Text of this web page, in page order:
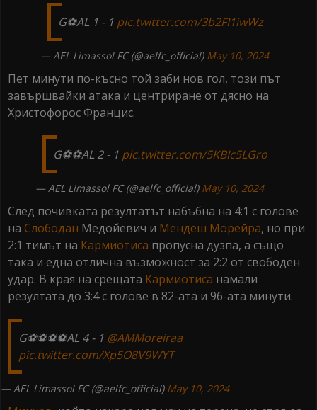
G⚽AL 1 - 1 pic.twitter.com/3b2FI1iwWz
— AEL Limassol FC (@aelfc_official) May 10, 2024
Пет минути по-късно той заби нов гол, този път
завършвайки атака и центриране от дясно на
Христофорос Францис.
G⚽⚽AL 2 - 1 pic.twitter.com/5KBIc5LGro
— AEL Limassol FC (@aelfc_official) May 10, 2024
След почивката резултатът набъбна на 4:1 с голове
на Слободан Медойевич и Мендеш Морейра, но при
2:1 тимът на Кармиотиса пропусна дузпа, а също
така и една отлична възможност за 2:2 от свободен
удар. В края на срещата Кармиотиса намали
резултата до 3:4 с голове в 82-ата и 96-ата минути.
G⚽⚽⚽⚽AL 4 - 1 @AMMoreiraa
pic.twitter.com/Xp5O8V9WYT
— AEL Limassol FC (@aelfc_official) May 10, 2024